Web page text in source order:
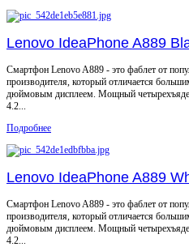
Lenovo IdeaPhone A889
Смартфон Lenovo A889 - это фаблет от
производителя, который отличается
дюймовым дисплеем. Мощный
4.2...
Подробнее
Lenovo IdeaPhone A889
Смартфон Lenovo A889 - это фаблет от
производителя, который отличается
дюймовым дисплеем. Мощный
4.2...